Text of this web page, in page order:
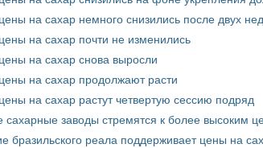
на сахар немного снизились после двух
на сахар почти не изменились
на сахар снова выросли
на сахар продолжают расти
на сахар растут четвертую сессию подряд
сахарные заводы стремятся к более высоким
бразильского реала поддерживает цены на